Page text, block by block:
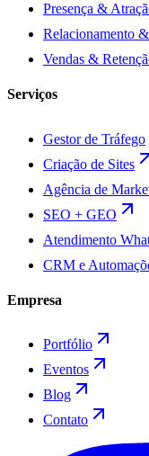
Presença &
Relacionamento
Vendas &
Serviços
Gestor de Tráfego
Criação de Sites
Agência de
SEO + GEO
Atendimento
CRM e
Empresa
Portfólio
Eventos
Blog
Contato